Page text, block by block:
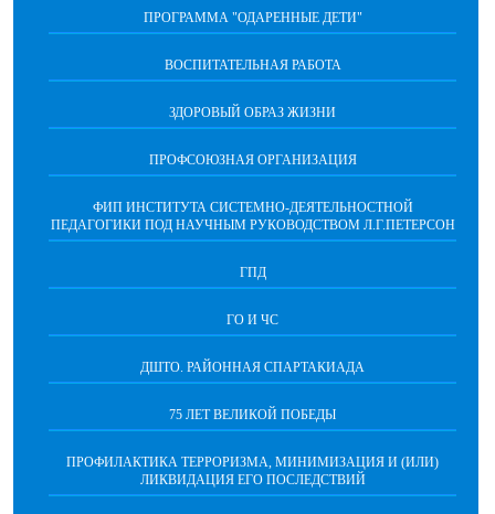
ПРОГРАММА "ОДАРЕННЫЕ ДЕТИ"
ВОСПИТАТЕЛЬНАЯ РАБОТА
ЗДОРОВЫЙ ОБРАЗ ЖИЗНИ
ПРОФСОЮЗНАЯ ОРГАНИЗАЦИЯ
ФИП ИНСТИТУТА СИСТЕМНО-ДЕЯТЕЛЬНОСТНОЙ
ПЕДАГОГИКИ ПОД НАУЧНЫМ РУКОВОДСТВОМ Л.Г.ПЕТЕРСОН
ГПД
ГО И ЧС
ДШТО. РАЙОННАЯ СПАРТАКИАДА
75 ЛЕТ ВЕЛИКОЙ ПОБЕДЫ
ПРОФИЛАКТИКА ТЕРРОРИЗМА, МИНИМИЗАЦИЯ И (ИЛИ)
ЛИКВИДАЦИЯ ЕГО ПОСЛЕДСТВИЙ